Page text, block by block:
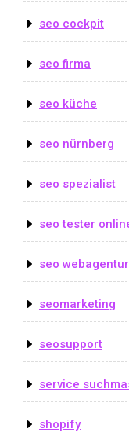
seo cockpit
seo firma
seo küche
seo nürnberg
seo spezialist
seo tester
seo webagentur
seomarketing
seosupport
service
shopify